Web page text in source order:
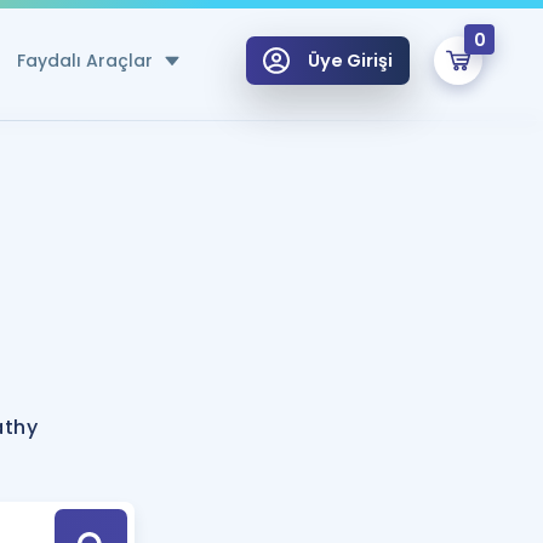
Faydalı Araçlar
Hesaplama Aracı
için Öneriler
Tek Takvimde
Üye Girişi
0
Hoca ile seni sınava hazırlayacak onlarca eğitim seni bekliyor!